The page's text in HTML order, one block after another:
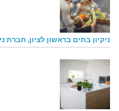
ניקיון בתים בראשון לציון, חברת